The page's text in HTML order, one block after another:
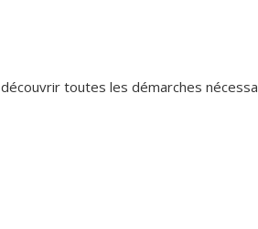
toutes les démarches